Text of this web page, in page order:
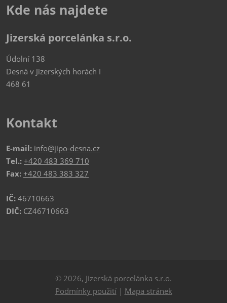
Kde nás najdete
Jizerská porcelánka s.r.o.
Údolní 138
Desná v Jizerských horách I
468 61
Kontakt
E-mail: info@jipo-desna.cz
Tel.: +420 483 369 710
Fax: +420 483 383 327
IČ: 46710663
DIČ: CZ46710663
© 2026, Jizerská porcelánka s.r.o.
Podmínky použití | Mapa stránek